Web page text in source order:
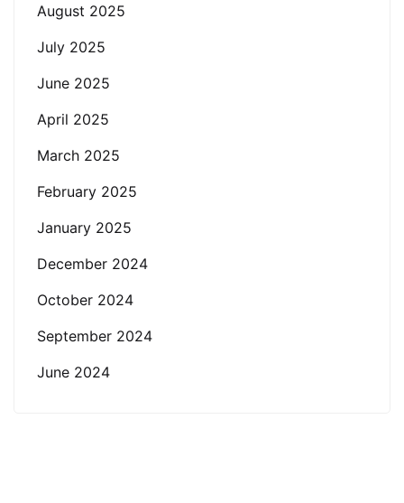
August 2025
July 2025
June 2025
April 2025
March 2025
February 2025
January 2025
December 2024
October 2024
September 2024
June 2024